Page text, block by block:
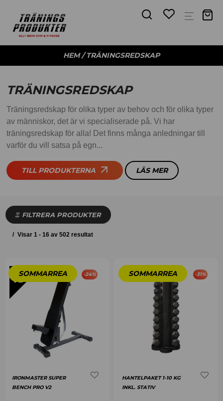
HEM/ TRÄNINGSREDSKAP
TRÄNINGSREDSKAP
Träningsredskap för olika typer av behov och för olika typer
av människor, det är vi specialiserade på. Vi har
träningsredskap för alla! Det finns många anledningar till
varför du vill satsa på egn...
TILL PRODUKTERNA LÄS MER
FILTRERA PRODUKTER
Visar 1 - 16 av 502 resultat
-24%
IRONMASTER SUPER
BENCH PRO V2
-31%
HANTELPAKET 1-10 KG
INKL. STATIV